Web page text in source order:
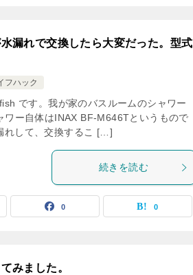
漏れで交換したら大変だった。型式
フハック
です。我が家のバスルームのシャワー
ワー自体はINAX BF-M646Tというもので
れして、交換するこ […]
続きを読む
0 0
みました。